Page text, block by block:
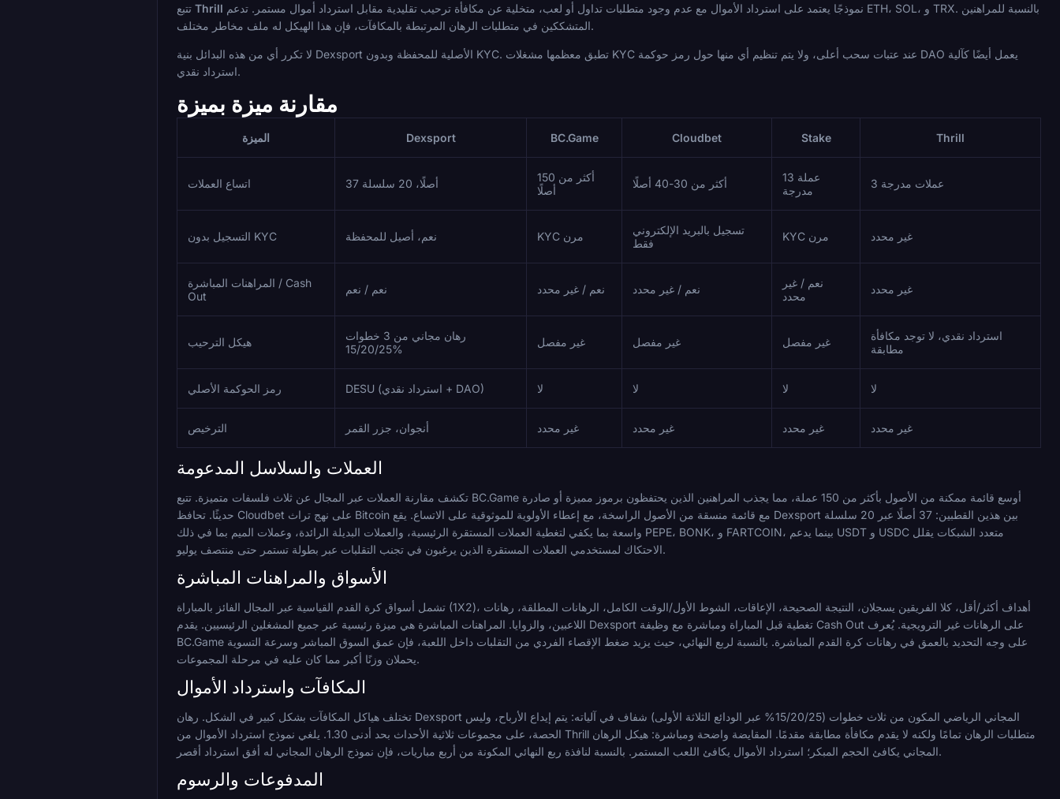
Thrill
المتشككين في متطلبات الرهان المرتبطة بالمكافآت، فإن هذا الهيكل له ملف مخاطر مختلف.
لا تكرر أي من هذه البدائل بنية Dexsport الأصلية للمحفظة وبدون KYC. تطبق معظمها مشغلات KYC عند عتبات سحب أعلى، ولا يتم تنظيم أي منها حول رمز حوكمة DAO يعمل أيضًا كآلية
استرداد نقدي.
مقارنة ميزة بميزة
الميزة Dexsport BC.Game Cloudbet Stake Thrill
اتساع العملات 37 أصلًا، 20 سلسلة
أكثر من 150
أصلًا
أكثر من 30-40 أصلًا
13 عملة
مدرجة
3 عملات مدرجة
التسجيل بدون KYC نعم، أصيل للمحفظة KYC مرن
تسجيل بالبريد الإلكتروني
فقط
KYC مرن غير محدد
المراهنات المباشرة / Cash
Out
نعم / نعم نعم / غير محدد نعم / غير محدد
نعم / غير
محدد
غير محدد
هيكل الترحيب
رهان مجاني من 3 خطوات
15/20/25%
غير مفصل غير مفصل غير مفصل
استرداد نقدي، لا توجد مكافأة
مطابقة
رمز الحوكمة الأصلي DESU (استرداد نقدي + DAO) لا لا لا لا
الترخيص أنجوان، جزر القمر غير محدد غير محدد غير محدد غير محدد
العملات والسلاسل المدعومة
تكشف مقارنة العملات عبر المجال عن ثلاث فلسفات متميزة. تتبع BC.Game أوسع قائمة ممكنة من الأصول بأكثر من 150 عملة، مما يجذب المراهنين الذين يحتفظون برموز مميزة أو صادرة
حديثًا. تحافظ Cloudbet على نهج تراث Bitcoin مع قائمة منسقة من الأصول الراسخة، مع إعطاء الأولوية للموثوقية على الاتساع. يقع Dexsport بين هذين القطبين: 37 أصلًا عبر 20 سلسلة
واسعة بما يكفي لتغطية العملات المستقرة الرئيسية، والعملات البديلة الرائدة، وعملات الميم بما في ذلك PEPE، BONK، و FARTCOIN، بينما يدعم USDT و USDC متعدد الشبكات يقلل
الاحتكاك لمستخدمي العملات المستقرة الذين يرغبون في تجنب التقلبات عبر بطولة تستمر حتى منتصف يوليو.
الأسواق والمراهنات المباشرة
تشمل أسواق كرة القدم القياسية عبر المجال الفائز بالمباراة (1X2)، أهداف أكثر/أقل، كلا الفريقين يسجلان، النتيجة الصحيحة، الإعاقات، الشوط الأول/الوقت الكامل، الرهانات المطلقة، رهانات
اللاعبين، والزوايا. المراهنات المباشرة هي ميزة رئيسية عبر جميع المشغلين الرئيسيين. يقدم Dexsport تغطية قبل المباراة ومباشرة مع وظيفة Cash Out على الرهانات غير الترويجية. يُعرف
BC.Game على وجه التحديد بالعمق في رهانات كرة القدم المباشرة. بالنسبة لربع النهائي، حيث يزيد ضغط الإقصاء الفردي من التقلبات داخل اللعبة، فإن عمق السوق المباشر وسرعة التسوية
يحملان وزنًا أكبر مما كان عليه في مرحلة المجموعات.
المكافآت واسترداد الأموال
تختلف هياكل المكافآت بشكل كبير في الشكل. رهان Dexsport المجاني الرياضي المكون من ثلاث خطوات (15/20/25% عبر الودائع الثلاثة الأولى) شفاف في آلياته: يتم إيداع الأرباح، وليس
الحصة، على مجموعات ثلاثية الأحداث بحد أدنى 1.30. يلغي نموذج استرداد الأموال من Thrill متطلبات الرهان تمامًا ولكنه لا يقدم مكافأة مطابقة مقدمًا. المقايضة واضحة ومباشرة: هيكل الرهان
المجاني يكافئ الحجم المبكر؛ استرداد الأموال يكافئ اللعب المستمر. بالنسبة لنافذة ربع النهائي المكونة من أربع مباريات، فإن نموذج الرهان المجاني له أفق استرداد أقصر.
المدفوعات والرسوم